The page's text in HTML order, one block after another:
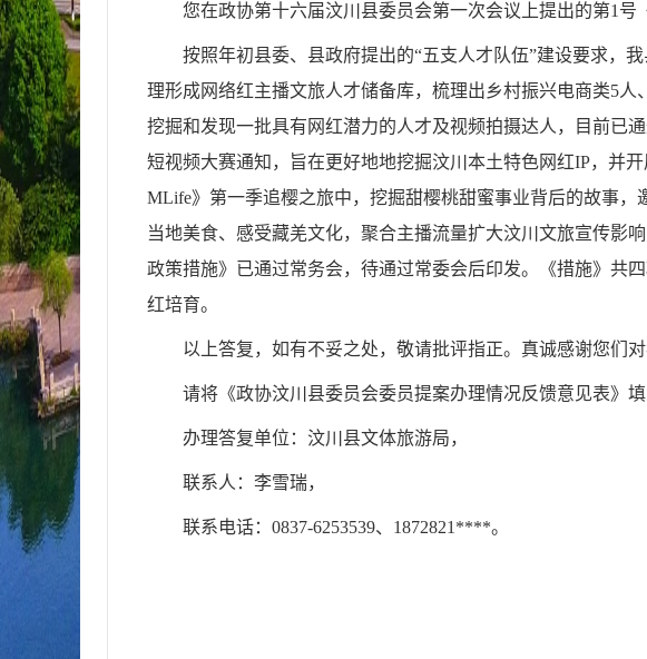
您在政协第十六届汶川县委员会第一次会议上提出的第1
按照年初县委、县政府提出的“五支人才队伍”建设要求，
理形成网络红主播文旅人才储备库，梳理出乡村振兴电商类5人
挖掘和发现一批具有网红潜力的人才及视频拍摄达人，目前已
短视频大赛通知，旨在更好地地挖掘汶川本土特色网红IP，并开
MLife》第一季追樱之旅中，挖掘甜樱桃甜蜜事业背后的故事
当地美食、感受藏羌文化，聚合主播流量扩大汶川文旅宣传影响
政策措施》已通过常务会，待通过常委会后印发。《措施》共
红培育。
以上答复，如有不妥之处，敬请批评指正。真诚感谢您们
请将《政协汶川县委员会委员提案办理情况反馈意见表》
办理答复单位：汶川县文体旅游局，
联系人：李雪瑞，
联系电话：0837-6253539、1872821****。